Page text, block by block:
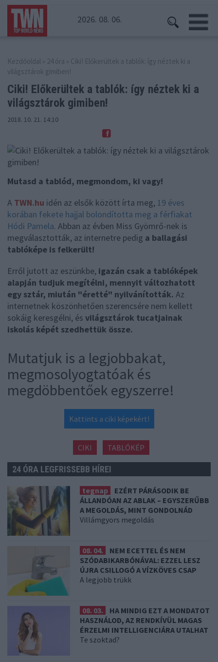
2026. 08. 06.
Kezdőoldal » 24 óra » Ciki! Előkerültek a tablók: így néztek ki a
világsztárok gimiben!
Ciki! Előkerültek a tablók: így néztek ki a
világsztárok gimiben!
2018. 10. 21. 14:10
Mutasd a tablód, megmondom, ki vagy!
A TWN.hu idén az elsők között írta meg, 19 éves
korában fekete hajjal bolondította meg a férfiakat
Hódi Pamela. Abban az évben Miss Gyömrő-nek is
megválasztották, az internetre pedig a ballagási
tablóképe is felkerült!
Erről jutott az eszünkbe, igazán csak a tablóképek
alapján tudjuk megítélni, mennyit változhatott
egy sztár, miután "éretté" nyilvánították. Az
internetnek köszönhetően szerencsére nem kellett
sokáig keresgélni, és világsztárok tucatjainak
iskolás képét szedhettük össze.
Mutatjuk is a legjobbakat,
megmosolyogtatóak és
megdöbbentőek egyszerre!
Kattints a ciki képekért!
CIKI TABLÓKÉP
24 ÓRA LEGFRISSEBB HÍREI
tegnap
EZÉRT PÁRÁSODIK BE
ÁLLANDÓAN AZ ABLAK – EGYSZERŰBB
A MEGOLDÁS, MINT GONDOLNÁD
Villámgyors megoldás
08. 04.
NEM ECETTEL ÉS NEM
SZÓDABIKARBÓNÁVAL: EZZEL LESZ
ÚJRA CSILLOGÓ A VÍZKÖVES CSAP
A legjobb trükk
08. 03.
HA MINDIG EZT A MONDATOT
HASZNÁLOD, AZ RENDKÍVÜL MAGAS
ÉRZELMI INTELLIGENCIÁRA UTALHAT
Te szoktad?